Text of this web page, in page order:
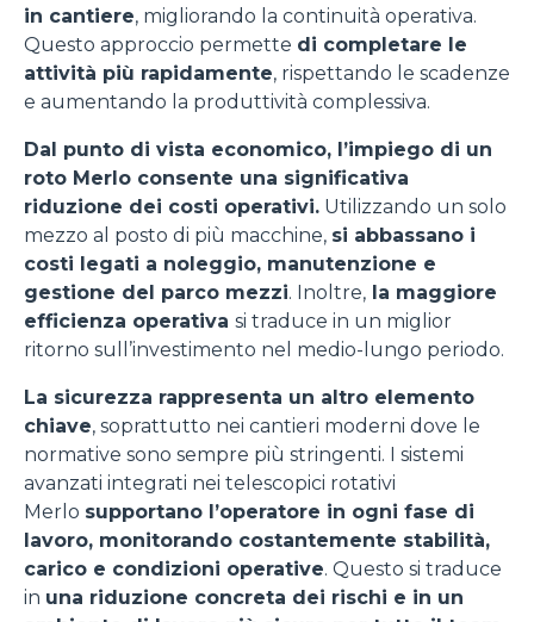
in cantiere, migliorando la continuità operativa.
Questo approccio permette di completare le
attività più rapidamente, rispettando le scadenze
e aumentando la produttività complessiva.
Dal punto di vista economico, l’impiego di un
roto Merlo consente una significativa
riduzione dei costi operativi. Utilizzando un solo
mezzo al posto di più macchine, si abbassano i
costi legati a noleggio, manutenzione e
gestione del parco mezzi. Inoltre, la maggiore
efficienza operativa si traduce in un miglior
ritorno sull’investimento nel medio-lungo periodo.
La sicurezza rappresenta un altro elemento
chiave, soprattutto nei cantieri moderni dove le
normative sono sempre più stringenti. I sistemi
avanzati integrati nei telescopici rotativi
Merlo supportano l’operatore in ogni fase di
lavoro, monitorando costantemente stabilità,
carico e condizioni operative. Questo si traduce
in una riduzione concreta dei rischi e in un